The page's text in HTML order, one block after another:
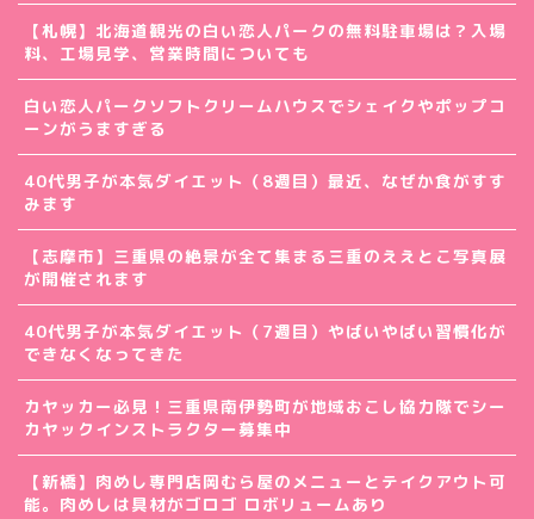
【札幌】北海道観光の白い恋人パークの無料駐車場は？入場
料、工場見学、営業時間についても
白い恋人パークソフトクリームハウスでシェイクやポップコ
ーンがうますぎる
40代男子が本気ダイエット（8週目）最近、なぜか食がすす
みます
【志摩市】三重県の絶景が全て集まる三重のええとこ写真展
が開催されます
40代男子が本気ダイエット（7週目）やばいやばい習慣化が
できなくなってきた
カヤッカー必見！三重県南伊勢町が地域おこし協力隊でシー
カヤックインストラクター募集中
【新橋】肉めし専門店岡むら屋のメニューとテイクアウト可
能。肉めしは具材がゴロゴ ロボリュームあり